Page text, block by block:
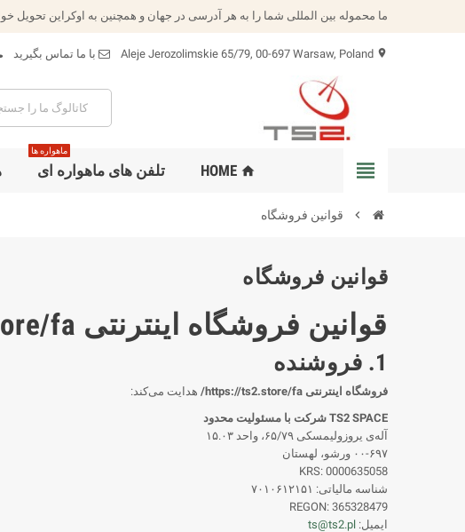
ما محموله بین المللی شما را به هر آدرسی در جهان و همچنین به اوکراین تحویل
location_on با ما تماس بگیرید
view_headline
home تلفن های ماهواره ای
ماهواره ها
chevron_right قوانین فروشگاه
قوانین فروشگاه
قوانین فروشگاه اینترنتی https://ts2.store/fa/
1. فروشنده
فروشگاه اینترنتی https://ts2.store/fa/
هدایت می‌کند:
TS2 SPACE شرکت با مسئولیت محدود
آله‌ی یروزولیمسکی ۶۵/۷۹، واحد ۱۵.۰۳
۰۰-۶۹۷ ورشو، لهستان
KRS: 0000635058
شناسه مالیاتی: ۷۰۱۰۶۱۲۱۵۱
REGON: 365328479
ایمیل: ts@ts2.pl